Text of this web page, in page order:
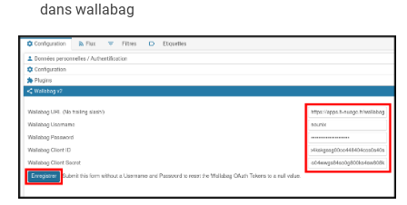
dans wallabag